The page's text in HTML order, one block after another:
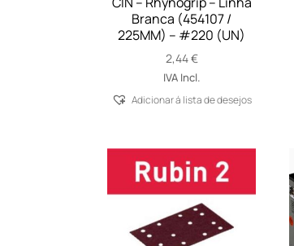
Branca (454107 /
225MM) – #220 (UN)
2,44€
IVA Incl.
Adicionar á lista de desejos